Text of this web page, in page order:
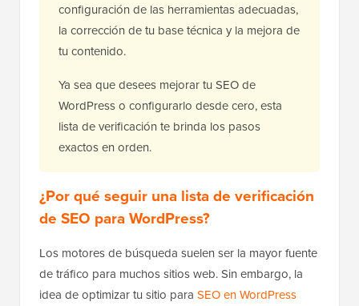
configuración de las herramientas adecuadas,
la corrección de tu base técnica y la mejora de
tu contenido.
Ya sea que desees mejorar tu SEO de
WordPress o configurarlo desde cero, esta
lista de verificación te brinda los pasos
exactos en orden.
¿Por qué seguir una lista de verificación
de SEO para WordPress?
Los motores de búsqueda suelen ser la mayor fuente
de tráfico para muchos sitios web. Sin embargo, la
idea de optimizar tu sitio para SEO en WordPress